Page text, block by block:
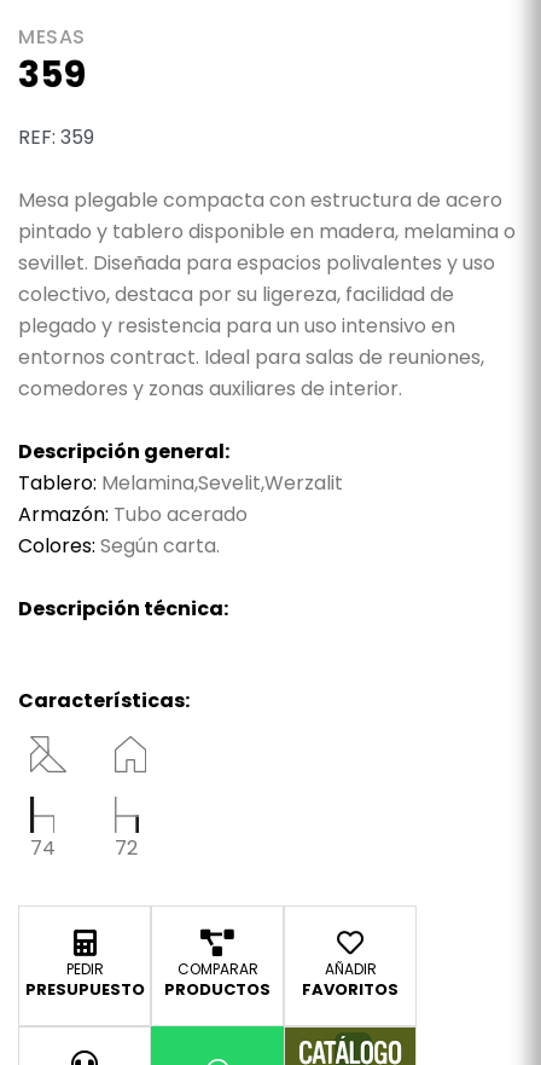
MESAS
359
REF: 359
Mesa plegable compacta con estructura de acero
pintado y tablero disponible en madera, melamina o
sevillet. Diseñada para espacios polivalentes y uso
colectivo, destaca por su ligereza, facilidad de
plegado y resistencia para un uso intensivo en
entornos contract. Ideal para salas de reuniones,
comedores y zonas auxiliares de interior.
Descripción general:
Tablero: Melamina,Sevelit,Werzalit
Armazón: Tubo acerado
Colores: Según carta.
Descripción técnica:
Características:
74 72
PEDIR
PRESUPUESTO
COMPARAR
PRODUCTOS
AÑADIR
FAVORITOS